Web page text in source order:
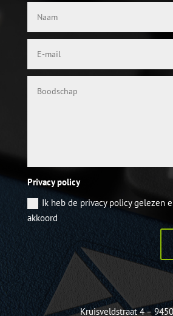
Privacy policy
Ik heb de privacy policy gelezen
akkoord
Kruisveldstraat 4 –